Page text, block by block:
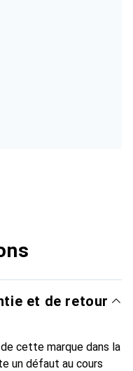
et de retour
cette marque dans la
un défaut au cours